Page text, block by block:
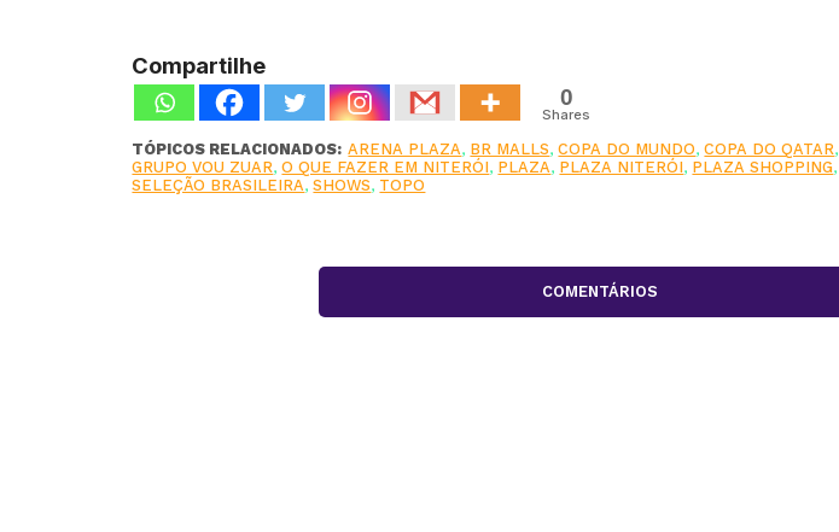
Compartilhe
0
Shares
TÓPICOS RELACIONADOS: ARENA PLAZA, BR MALLS,COPA DO MUNDO,COPA DO QATAR,
GRUPO VOU ZUAR,O QUE FAZER EM NITERÓI, PLAZA, PLAZA NITERÓI, PLAZA SHOPPING,
SELEÇÃO BRASILEIRA,SHOWS, TOPO
COMENTÁRIOS